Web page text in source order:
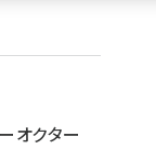
オクター